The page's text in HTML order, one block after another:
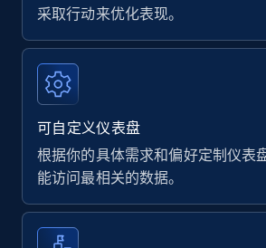
采取行动来优化表现。
可自定义仪表盘
根据你的具体需求和偏好定制仪表
能访问最相关的数据。